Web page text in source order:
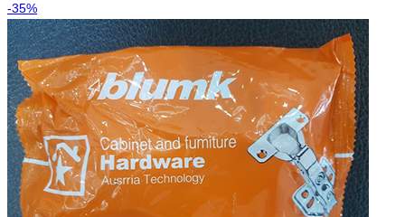
-35%